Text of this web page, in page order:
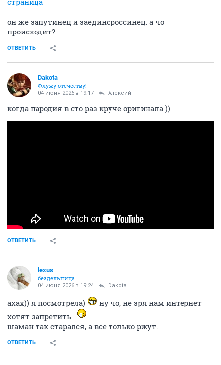
страница
он же запутинец и заединороссинец. а чо
происходит?
ОТВЕТИТЬ
Dаkota
Флужу отечеству!
04 июня 2026 в 19:17 Алексий
когда пародия в сто раз круче оригинала ))
ОТВЕТИТЬ
lexus
бездельница
04 июня 2026 в 19:24 Dаkota
ахах)) я посмотрела)
ну чо, не зря нам интернет
хотят запретить
шаман так старался, а все только ржут.
ОТВЕТИТЬ